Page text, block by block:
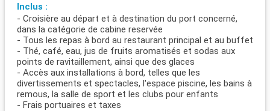
Inclus :
- Croisière au départ et à destination du port concerné,
dans la catégorie de cabine reservée
- Tous les repas à bord au restaurant principal et au buffet
- Thé, café, eau, jus de fruits aromatisés et sodas aux
points de ravitaillement, ainsi que des glaces
- Accès aux installations à bord, telles que les
divertissements et spectacles, l'espace piscine, les bains à
remous, la salle de sport et les clubs pour enfants
- Frais portuaires et taxes